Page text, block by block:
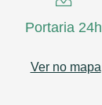
Portaria 24h
Ver no mapa